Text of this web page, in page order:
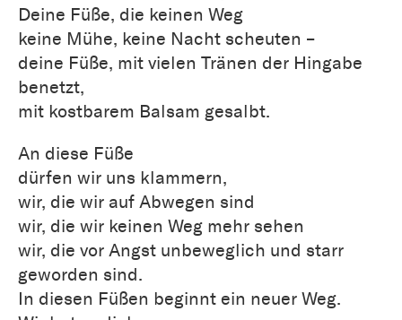
Deine Füße, die keinen Weg
keine Mühe, keine Nacht scheuten –
deine Füße, mit vielen Tränen der Hingabe
benetzt,
mit kostbarem Balsam gesalbt.
An diese Füße
dürfen wir uns klammern,
wir, die wir auf Abwegen sind
wir, die wir keinen Weg mehr sehen
wir, die vor Angst unbeweglich und starr
geworden sind.
In diesen Füßen beginnt ein neuer Weg.